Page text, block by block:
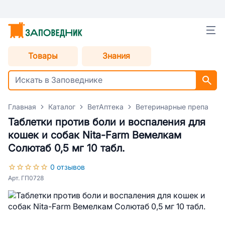
Товары Знания
Главная Каталог ВетАптека Ветеринарные
Таблетки против боли и воспаления для
кошек и собак Nita-Farm Вемелкам
Солютаб 0,5 мг 10 табл.
0 отзывов
Арт. ГП0728